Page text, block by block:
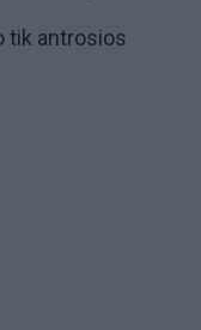
tik antrosios